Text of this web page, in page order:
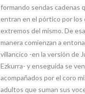
formando sendas cadenas
entran en el pórtico por los
extremos del mismo. De esa
manera comienzan a
villancico -en la versión de
Ezkurra- y enseguida se ven
acompañados por el coro
adultos que suman sus